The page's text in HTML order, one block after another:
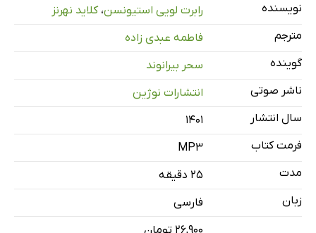
نویسنده
رابرت لویی استیونسن،کلاید نهرنز
مترجم
فاطمه عبدی زاده
گوینده
سحر بیرانوند
ناشر صوتی
انتشارات نوژین
سال انتشار
۱۴۰۱
فرمت کتاب
MP3
مدت
۲۵ دقیقه
زبان
فارسی
۲۶,۹۰۰ تومان